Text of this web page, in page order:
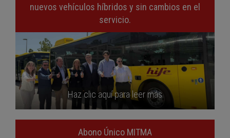
nuevos vehículos híbridos y sin cambios en el
servicio.
Haz clic aquí para leer más
Abono Único MITMA